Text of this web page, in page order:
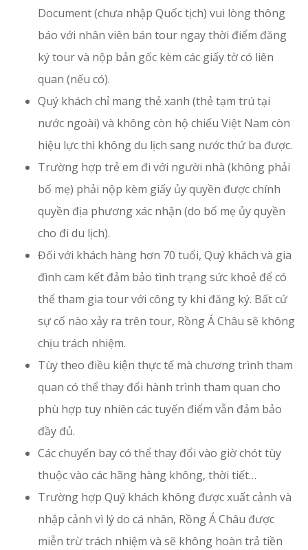
Document (chưa nhập Quốc tịch) vui lòng thông
báo với nhân viên bán tour ngay thời điểm đăng
ký tour và nộp bản gốc kèm các giấy tờ có liên
quan (nếu có).
Quý khách chỉ mang thẻ xanh (thẻ tạm trú tại
nước ngoài) và không còn hộ chiếu Việt Nam còn
hiệu lực thì không du lịch sang nước thứ ba được.
Trường hợp trẻ em đi với người nhà (không phải
bố mẹ) phải nộp kèm giấy ủy quyền được chính
quyền địa phương xác nhận (do bố mẹ ủy quyền
cho đi du lịch).
Đối với khách hàng hơn 70 tuổi, Quý khách và gia
đình cam kết đảm bảo tình trạng sức khoẻ để có
thể tham gia tour với công ty khi đăng ký. Bất cứ
sự cố nào xảy ra trên tour, Rồng Á Châu sẽ không
chịu trách nhiệm.
Tùy theo điều kiện thực tế mà chương trình tham
quan có thể thay đổi hành trình tham quan cho
phù hợp tuy nhiên các tuyến điểm vẫn đảm bảo
đầy đủ.
Các chuyến bay có thể thay đổi vào giờ chót tùy
thuộc vào các hãng hàng không, thời tiết…
Trường hợp Quý khách không được xuất cảnh và
nhập cảnh vì lý do cá nhân, Rồng Á Châu được
miễn trừ trách nhiệm và sẽ không hoàn trả tiền